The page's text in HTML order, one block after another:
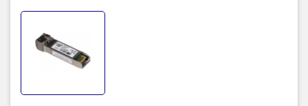
X2 và 10GBASE XFP trên cùng một liên kết
- Tính năng nhận dạng chất lượng (ID) của Cisco cho phép một
nền tảng Cisco xác định liệu mô-đun này có được chứng nhận và
thử nghiệm bởi Cisco hay không
Bảng thông số kỹ thuật module